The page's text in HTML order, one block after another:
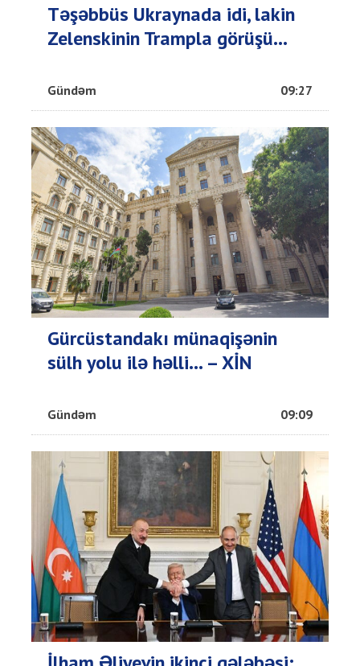
Təşəbbüs Ukraynada idi, lakin
Zelenskinin Trampla görüşü...
Gündəm 09:27
Gürcüstandakı münaqişənin
sülh yolu ilə həlli... – XİN
Gündəm 09:09